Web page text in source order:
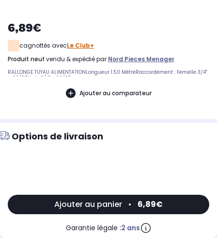
6,89€
cagnottés avecLe Club+
produit neuf vendu & expédié par Nord Pieces Menager
RALLONGE TUYAU ALIMENTATIONLongueur 1.50 MètreRaccordement : Femelle 3/4"
- 20/27Male 3/4" - 20/27
Ajouter au comparateur
Options de livraison
Ajouter au panier • 6,89€
Garantie légale :2 ans